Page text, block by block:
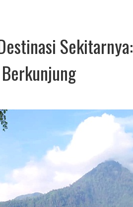
Sekitarnya: